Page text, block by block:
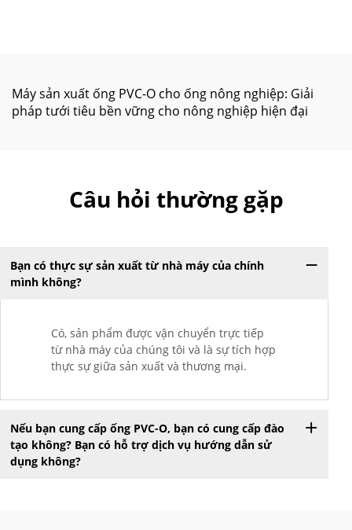
Máy sản xuất ống PVC-O cho ống nông nghiệp: Giải
pháp tưới tiêu bền vững cho nông nghiệp hiện đại
Câu hỏi thường gặp
Bạn có thực sự sản xuất từ nhà máy của chính
mình không?
Có, sản phẩm được vận chuyển trực tiếp
từ nhà máy của chúng tôi và là sự tích hợp
thực sự giữa sản xuất và thương mại.
Nếu bạn cung cấp ống PVC-O, bạn có cung cấp đào
tạo không? Bạn có hỗ trợ dịch vụ hướng dẫn sử
dụng không?